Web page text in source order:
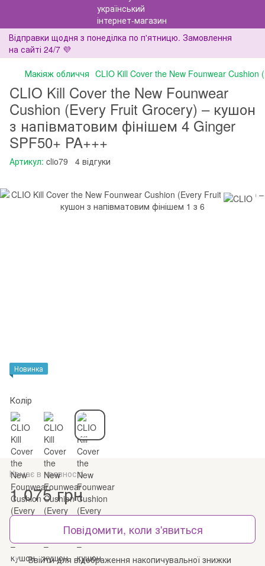
Відправки щодня з понеділка по п'ятницю. Замовлення
на сайті 24/7 💜
Макіяж обличчя CLIO Kill Cover the New Founwear Cushion
CLIO Kill Cover the New Founwear
Cushion (Every Fruit Grocery) – кушон
з напівматовим фінішем 4 Ginger
SPF50+ PA+++
Артикул: clio79 4 відгуки
Новинка
Колір
Немає в наявності
1 075 грн
Повідомити, коли з'явиться
% Ввійтидля відображення накопичувальної знижки